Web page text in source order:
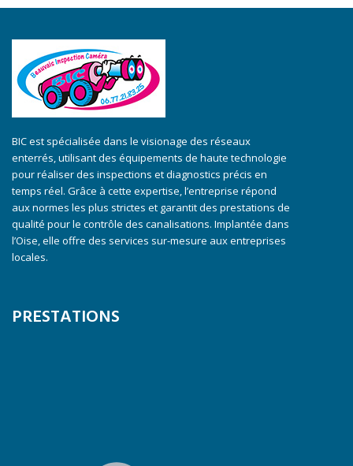
BIC est spécialisée dans le visionage des réseaux
enterrés, utilisant des équipements de haute technologie
pour réaliser des inspections et diagnostics précis en
temps réel. Grâce à cette expertise, l’entreprise répond
aux normes les plus strictes et garantit des prestations de
qualité pour le contrôle des canalisations. Implantée dans
l’Oise, elle offre des services sur-mesure aux entreprises
locales.
PRESTATIONS